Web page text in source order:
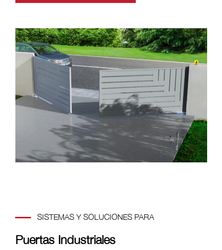
SISTEMAS Y SOLUCIONES PARA
Puertas Industriales